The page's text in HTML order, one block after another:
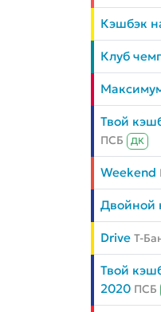
Кэшбэк
Клуб
Твой
ПСБ ДК
Weekend
Двойной
Drive Т-
Твой
2020 ПСБ